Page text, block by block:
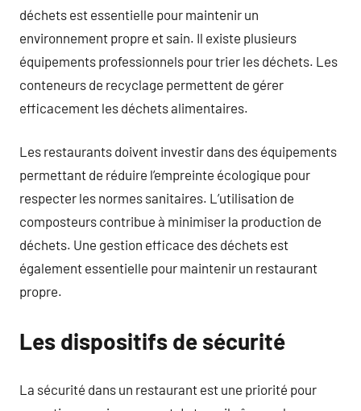
déchets est essentielle pour maintenir un
environnement propre et sain. Il existe plusieurs
équipements professionnels pour trier les déchets. Les
conteneurs de recyclage permettent de gérer
efficacement les déchets alimentaires.
Les restaurants doivent investir dans des équipements
permettant de réduire l’empreinte écologique pour
respecter les normes sanitaires. L’utilisation de
composteurs contribue à minimiser la production de
déchets. Une gestion efficace des déchets est
également essentielle pour maintenir un restaurant
propre.
Les dispositifs de sécurité
La sécurité dans un restaurant est une priorité pour